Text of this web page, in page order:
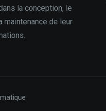
la conception, le
maintenance de leur